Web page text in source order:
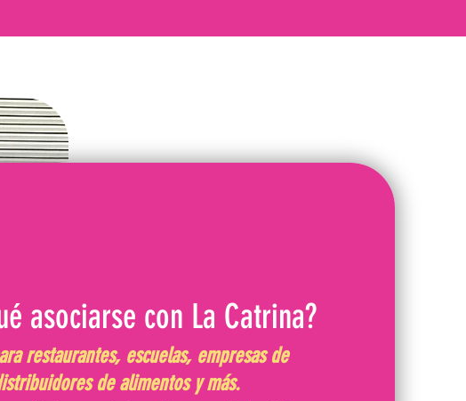
asociarse con La Catrina?
restaurantes, escuelas, empresas de
de alimentos y más.